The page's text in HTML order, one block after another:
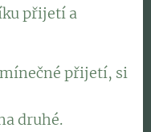
přijetí a
přijetí, si
druhé.